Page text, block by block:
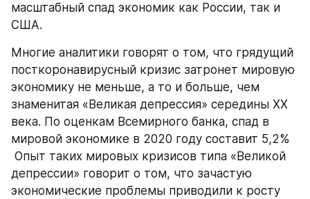
масштабный спад экономик как России, так и
США.
Многие аналитики говорят о том, что грядущий
посткоронавирусный кризис затронет мировую
экономику не меньше, а то и больше, чем
знаменитая «Великая депрессия» середины ХХ
века. По оценкам Всемирного банка, спад в
мировой экономике в 2020 году составит 5,2%
депрессии» говорит о том, что зачастую
экономические проблемы приводили к росту